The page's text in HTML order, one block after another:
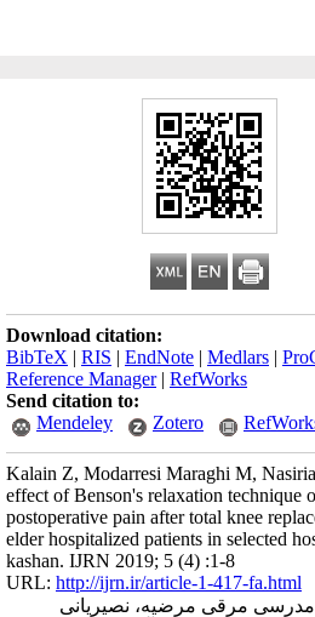
Download citation:
BibTeX | RIS | EndNote | Medlars |
Reference Manager| RefWorks
Send citation to:
Mendeley
Zotero
Kalain Z, Modarresi Maraghi M,
effect of Benson's relaxation technique
postoperative pain after total knee
elder hospitalized patients in selected
kashan. IJRN 2019; 5 (4) :1-8
URL: http://ijrn.ir/article-1-417-fa.html
مدرسی مرقی مرضیه، نصیریانی